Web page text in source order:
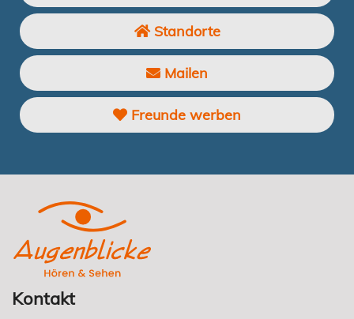
Standorte
Mailen
Freunde werben
Kontakt